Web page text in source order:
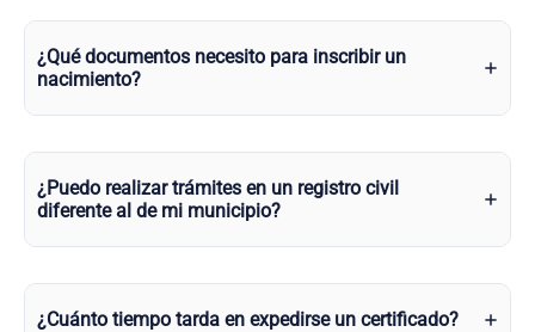
¿Qué documentos necesito para inscribir un
nacimiento?
¿Puedo realizar trámites en un registro civil
diferente al de mi municipio?
¿Cuánto tiempo tarda en expedirse un certificado?